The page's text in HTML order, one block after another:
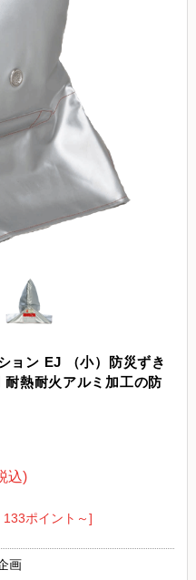
ョン EJ （小）防災ずき
熱耐火アルミ加工の防
込)
ポイント～]
画